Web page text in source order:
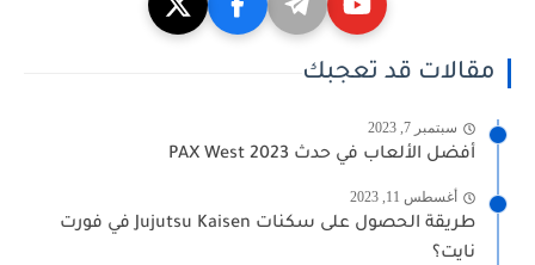
مقالات قد تعجبك
سبتمبر 7, 2023
أفضل الألعاب في حدث PAX West 2023
أغسطس 11, 2023
طريقة الحصول على سكنات Jujutsu Kaisen في فورت
نايت؟